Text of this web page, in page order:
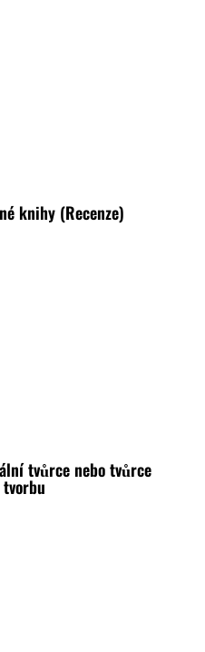
knihy (Recenze)
tvůrce nebo tvůrce